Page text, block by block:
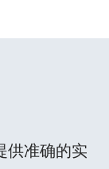
供准确的实